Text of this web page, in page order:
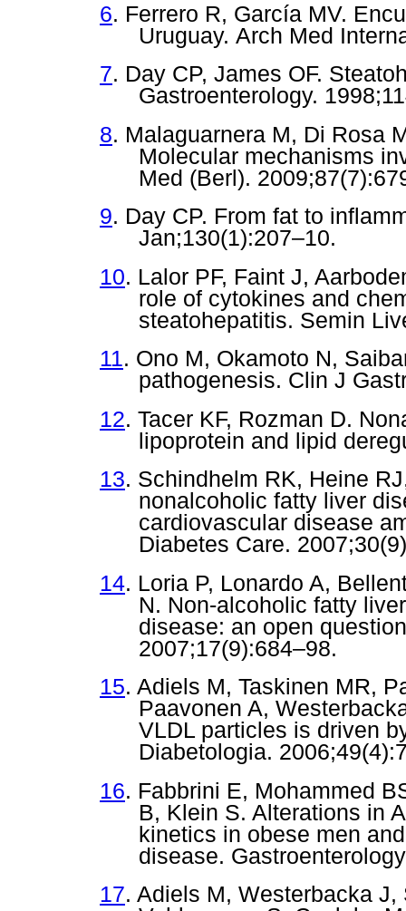
6. Ferrero R, García MV.
Uruguay. Arch Med
7. Day CP, James OF.
Gastroenterology.
8. Malaguarnera M, Di Rosa
Molecular mechanisms
Med (Berl).
9. Day CP. From fat to
Jan;130(1):207–10.
10. Lalor PF, Faint J,
role of cytokines and
steatohepatitis. Semin
11. Ono M, Okamoto N,
pathogenesis. Clin J
12. Tacer KF, Rozman D.
lipoprotein and lipid
13. Schindhelm RK, Heine
nonalcoholic fatty liver
cardiovascular disease
Diabetes Care.
14. Loria P, Lonardo A,
N. Non-alcoholic fatty
disease: an open
2007;17(9):684–98.
15. Adiels M, Taskinen MR,
Paavonen A,
VLDL particles is driven
Diabetologia.
16. Fabbrini E, Mohammed
B, Klein S. Alterations in
kinetics in obese men
disease.
17. Adiels M, Westerbacka